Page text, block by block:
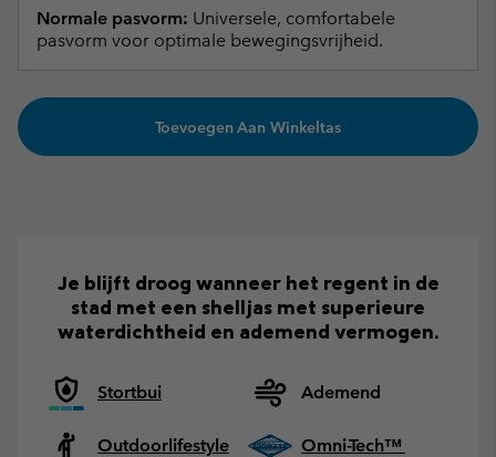
Normale pasvorm: Universele, comfortabele
pasvorm voor optimale bewegingsvrijheid.
Toevoegen Aan Winkeltas
Je blijft droog wanneer het regent in de
stad met een shelljas met superieure
waterdichtheid en ademend vermogen.
Stortbui Ademend
Outdoorlifestyle Omni-Tech™